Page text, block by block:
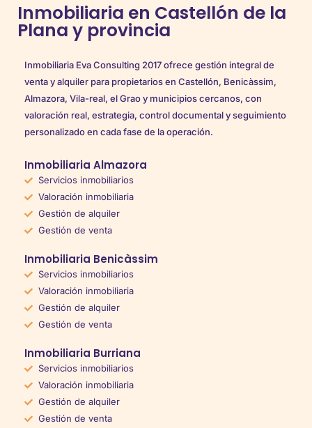
Inmobiliaria en Castellón de la
Plana y provincia
Inmobiliaria Eva Consulting 2017 ofrece gestión integral de
venta y alquiler para propietarios en Castellón, Benicàssim,
Almazora, Vila-real, el Grao y municipios cercanos, con
valoración real, estrategia, control documental y seguimiento
personalizado en cada fase de la operación.
Inmobiliaria Almazora
Servicios inmobiliarios
Valoración inmobiliaria
Gestión de alquiler
Gestión de venta
Inmobiliaria Benicàssim
Servicios inmobiliarios
Valoración inmobiliaria
Gestión de alquiler
Gestión de venta
Inmobiliaria Burriana
Servicios inmobiliarios
Valoración inmobiliaria
Gestión de alquiler
Gestión de venta